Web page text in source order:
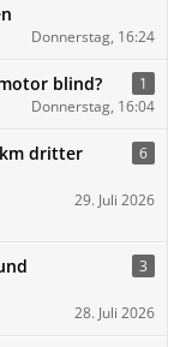
Donnerstag, 16:24
blind?
1
Donnerstag, 16:04
km dritter
6
29. Juli 2026
3
28. Juli 2026